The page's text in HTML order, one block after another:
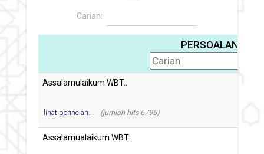
Carian:
PERSOALAN
lihat perincian... (jumlah hits 6795)